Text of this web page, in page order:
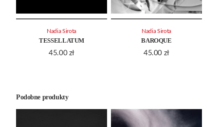
TESSELLATUM
45.00 zł
Nadia Sirota
BAROQUE
45.00 zł
Nadia Sirota
Podobne produkty